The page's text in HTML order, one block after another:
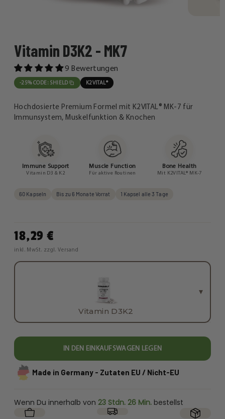
Vitamin D3K2 - MK7
9 Bewertungen
-25% CODE: SHIELD K2VITAL®
Hochdosierte Premium Formel mit K2VITAL® MK-7 für
Immunsystem, Muskelfunktion & Knochen
Immune Support
Vitamin D3 & K2
Muscle Function
Für aktive Routinen
Bone Health
Mit K2VITAL® MK-7
60 Kapseln Bis zu 6 Monate Vorrat 1 Kapsel alle 3 Tage
18,29 €
inkl. MwSt. zzgl. Versand
PRODUKT WÄHLEN
Vitamin D3K2
▾
IN DEN EINKAUFSWAGEN LEGEN
Made in Germany - Zutaten EU / Nicht-EU
Wenn Du innerhalb von 23 Stdn. 26 Min. bestellst